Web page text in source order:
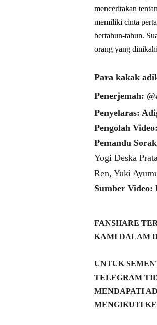
menceritakan
memiliki cinta
bertahun-tahun.
orang yang
Para kakak
Penerjemah:
Penyelaras:
Pengolah
Pemandu
Yogi Deska
Ren, Yuki
Sumber
FANSHARE
KAMI DALAM
UNTUK
TELEGRAM
MENDAPATI
MENGIKUTI